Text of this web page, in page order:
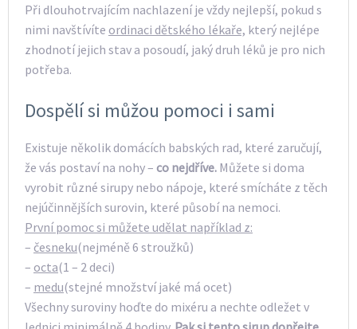
Při dlouhotrvajícím nachlazení je vždy nejlepší, pokud s
nimi navštívíte ordinaci dětského lékaře, který nejlépe
zhodnotí jejich stav a posoudí, jaký druh léků je pro nich
potřeba.
Dospělí si můžou pomoci i sami
Existuje několik domácích babských rad, které zaručují,
že vás postaví na nohy – co nejdříve. Můžete si doma
vyrobit různé sirupy nebo nápoje, které smícháte z těch
nejúčinnějších surovin, které působí na nemoci.
První pomoc si můžete udělat například z:
– česneku(nejméně 6 stroužků)
– octa(1 – 2 deci)
– medu(stejné množství jaké má ocet)
Všechny suroviny hoďte do mixéru a nechte odležet v